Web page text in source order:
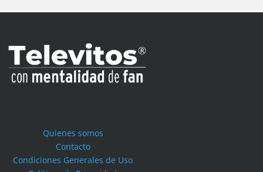
Quienes somos
Contacto
Condiciones Generales de Uso